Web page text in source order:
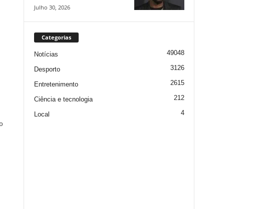
Julho 30, 2026
Categorias
Notícias 49048
Desporto 3126
Entretenimento 2615
Ciência e tecnologia 212
Local 4